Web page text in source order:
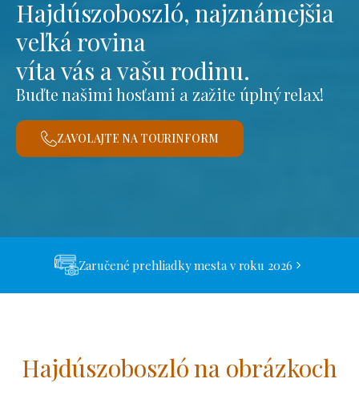
Hajdúszoboszló, najznámejšia
veľká rovina
víta vás a vašu rodinu.
Buďte našimi hosťami a zažite úplný relax!
ZAVOLAJTE NA TOURINFORM
Zaručené prehliadky mesta v roku 2026
Hajdúszoboszló na obrázkoch